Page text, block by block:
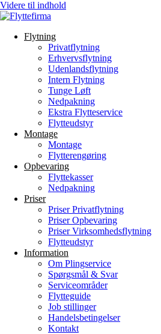
Videre til indhold
Flytning
Privatflytning
Erhvervsflytning
Udenlandsflytning
Intern Flytning
Tunge Løft
Nedpakning
Ekstra Flytteservice
Flytteudstyr
Montage
Montage
Flytterengøring
Opbevaring
Flyttekasser
Nedpakning
Priser
Priser Privatflytning
Priser Opbevaring
Priser Virksomhedsflytning
Flytteudstyr
Information
Om Plingservice
Spørgsmål & Svar
Serviceområder
Flytteguide
Job stillinger
Handelsbetingelser
Kontakt